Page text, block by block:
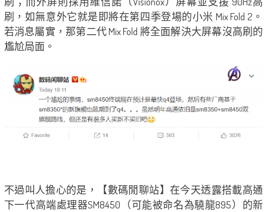
刷，如無意外它就是即將在第四季登場的小米 Mix Fold 2。
若消息屬實，那第二代 Mix Fold 將全面解決大屏幕沒高刷的
尷尬局面。
不過叫人擔心的是，【數碼閒聊站】在今天透露搭載高通
下一代高端處理器SM8450（可能被命名為驍龍895）的新